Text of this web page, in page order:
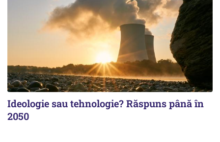
Ideologie sau tehnologie? Răspuns până în
2050